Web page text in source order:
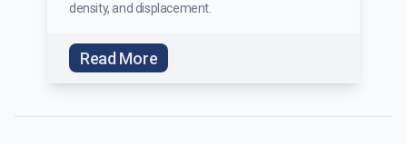
density, and displacement.
Read More